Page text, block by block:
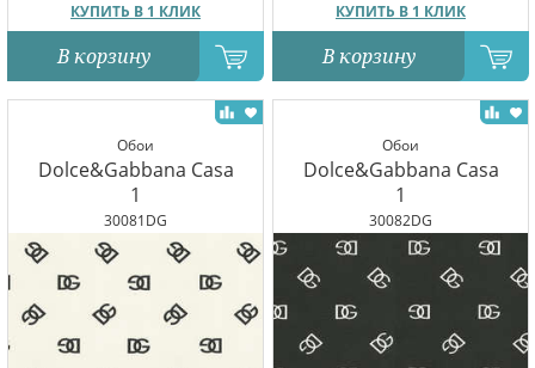
КУПИТЬ В 1 КЛИК
В корзину
КУПИТЬ В 1 КЛИК
В корзину
Обои
Dolce&Gabbana Casa
1
30081DG
Обои
Dolce&Gabbana Casa
1
30082DG